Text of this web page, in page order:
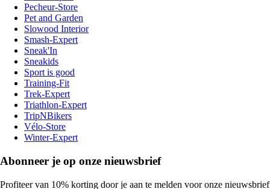
Pecheur-Store
Pet and Garden
Slowood Interior
Smash-Expert
Sneak'In
Sneakids
Sport is good
Training-Fit
Trek-Expert
Triathlon-Expert
TripNBikers
Vélo-Store
Winter-Expert
Abonneer je op onze nieuwsbrief
Profiteer van 10% korting door je aan te melden voor onze nieuwsbrief